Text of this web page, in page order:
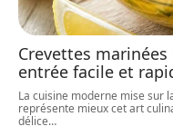
Crevettes
entrée facile et
La cuisine moderne mise sur
représente mieux cet art
délice…